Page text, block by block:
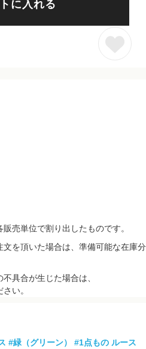
に入れる
売単位で割り出したものです。
を頂いた場合は、準備可能な在庫分
具合が生じた場合は、
い。
#緑（グリーン） #1点もの ルース